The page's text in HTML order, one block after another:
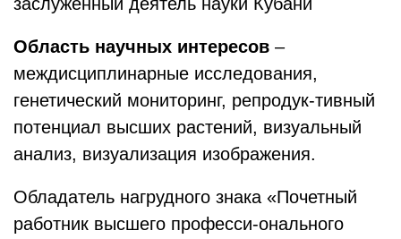
Область научных интересов –
междисциплинарные исследования,
генетический мониторинг, репродук-тивный
потенциал высших растений, визуальный
анализ, визуализация изображения.
Обладатель нагрудного знака «Почетный
работник высшего професси-онального